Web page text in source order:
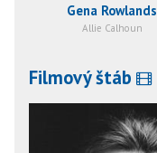
Gena Rowlands
Allie Calhoun
Filmový štáb